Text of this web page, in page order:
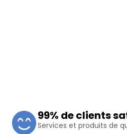
99% de clients
Services et produits de